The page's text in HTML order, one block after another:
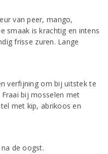
van peer, mango,
smaak is krachtig en intens
frisse zuren. Lange
verfijning om bij uitstek te
bij mosselen met
met kip, abrikoos en
de oogst.